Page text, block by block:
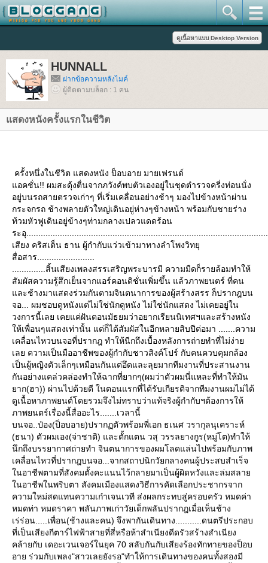
HUNNALL
ฝากข้อความหลังไมค์
ผู้ติดตามบล็อก : 1 คน
สดงหนังครั้งแรกในชีวิต
ครั้งหนึ่งในชีวิต แสดงหนัง ป็อบอาย มายเฟรนด์
อคชั่น!! ผมสะดุ้งตื่นจากภวังค์พบตัวเองอยู่ในชุดตำรวจครี่งท่อนนั่ง
อยู่บนรถสายตรวจเก่าๆ ที่เริ่มเคลื่อนอย่างช้าๆ มองไปข้างหน้าผ่าน
กระจกรถ ช้างพลายตัวใหญ่เดินอยู่ห่างๆข้างหน้า พร้อมกับชายร่าง
ท้วมหัวฟูเดินอยู่ข้างๆท่ามกลางเปลวแดดร้อน
ระอุ
เสียง คริสเต็น ธาน ผู้กำกับแว่วเข้ามาทางลำโพงวิทยุ
สื่อสาร........................
..............สิ้นเสียงเพลงสรรเสริญพระบารมี ความมืดก็รายล้อมทำให้
สัมผัสความรู้สึกเย็นจากแอร์คอนดิชั่นเพิ่มขึ้น แล้วภาพยนตร์ ที่คน
ละช้างมาแสดงร่วมกันตามจินตนาการของผู้สร้างสรร ก็ปรากฎบน
จอ... ผมชอบดูหนังแต่ไม่ใช่นักดูหนัง ไม่ใช่นักแสดง ไม่เคยอยู่ใน
วงการนี้เลย เคยแค่ฝันตอนมัธยมว่าอยากเรียนนิเทศฯและสร้างหนัง
ห้เพื่อนๆแสดงเท่านั้น แต่ก็ได้สัมผัสในอีกหลายสิบปีต่อมา .......ความ
เคลื่อนไหวบนจอที่ปรากฎ ทำให้นีกถึงเบื้องหลังการถ่ายทำที่ไม่ง่า
เลย ความเป็นมืออาชีพของผู้กำกับชาวสิงค์โปร์ กับคนควบคุมกล้อง
เป็นผู้หญิงตัวเล็กๆเหมือนกันแต่อึดและลุยมากทีมงานที่ประสานงาน
กันอย่างแคล่วคล่องทำให้ฉากที่ยากๆ(ผมว่าตัวผมนี่แหละที่ทำให้มัน
าก(ฮา)) ผ่านไปด้วยดี ในตอนแรกที่ได้รับเกียรติจากทีมงานผมไม่ได้
ดูเนื้อหาภาพยนต์โดยรวมจึงไม่ทราบว่าแท้จริงผู้กำกับฯต้องการให้
ภาพยนตร์เรื่องนี้สื่ออะไร.......เวลานี้
บนจอ..ป๋อง(ป็อบอาย)ปรากฏตัวพร้อมพี่เอก ธเนศ วรากุลนุเคราะห์
(ธนา) ตัวผมเอง(จ่าชาติ) และตั้กแตน วสุ วรรลยางกูร(หมู่โต)ทำให้
นึกถึงบรรยากาศถ่ายทำ จินตนาการของผมโลดแล่นไปพร้อมกับภาพ
เคลื่อนไหวที่ปรากฎบนจอ...จากสถาปนิกวัยกลางคนผู้ประสบสำเร็จ
นอาชีพตามที่สังคมตั้งคะแนนไว้กลายมาเป็นผู้ผิดหวังและล่มสลา
นอาชีพในพริบตา สังคมเมืองแสดงวิธีการคัดเลือกประชากรจาก
ความใหม่สดแทนความเก๋าเจนเวที ส่งผลกระทบสู่ครอบครัว หมดค่า
หมดท่า หมดราคา พลันภาพเก่าวัยเด็กพลันปรากฎเมื่อเห็นช้าง
เร่ร่อน.....เพื่อน(ช้างและคน) จึงพากันเดินทาง...........ดนตรีประกอบ
ที่เป็นเสียงกีตาร์ไฟฟ้าสายที่สี่หรือห้าสำเนียงดีดรัวสร้างสำเนียง
คล้ายกับ เดอะเวนเจอร์ในยุค 70 สลับกันกับเสียงร้องทักทายของป็อบ
อาย ร่วมกับเพลง"สาวเลยยังรอ"ทำให้การเดินทางของคนทั้งสองมี